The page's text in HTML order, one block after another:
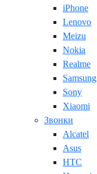
iPhone
Lenovo
Meizu
Nokia
Realme
Samsung
Sony
Xiaomi
Звонки
Alcatel
Asus
HTC